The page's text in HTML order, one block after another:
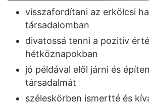
visszafordítani az erkölcsi
társadalomban
divatossá tenni a pozitív
hétköznapokban
jó példával elől járni és
társadalmát
széleskörben ismertté és